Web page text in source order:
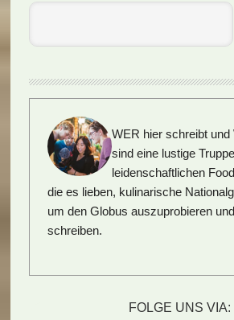
WER hier schreibt und
sind eine lustige
leidenschaftlichen
die es lieben, kulinarische
um den Globus auszuprobieren
schreiben.
FOLGE UNS VIA: